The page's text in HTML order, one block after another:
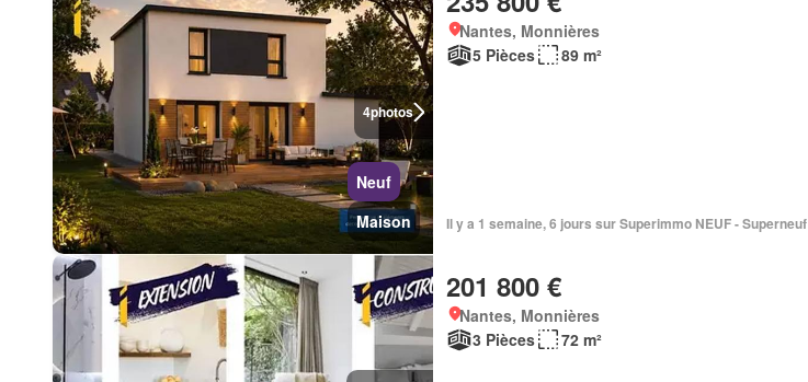
4photos
Neuf
Maison
Nantes, Monnières
5 Pièces
89 m²
Il y a 1 semaine, 6 jours sur Superimmo NEUF - Superneuf
201 800 €
Nantes, Monnières
3 Pièces
72 m²